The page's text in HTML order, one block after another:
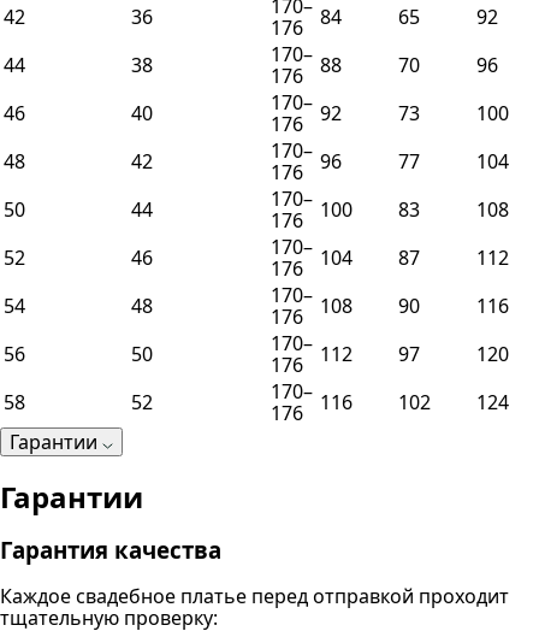
42
36
170–
176
84 65
92
44
38
170–
176
88 70
96
46
40
170–
176
92 73
100
48
42
170–
176
96 77
104
50
44
170–
176
100 83
108
52
46
170–
176
104 87
112
54
48
170–
176
108 90
116
56
50
170–
176
112 97
120
58
52
170–
176
116 102
124
Гарантии
Гарантии
Гарантия качества
Каждое свадебное платье перед отправкой проходит
тщательную проверку: